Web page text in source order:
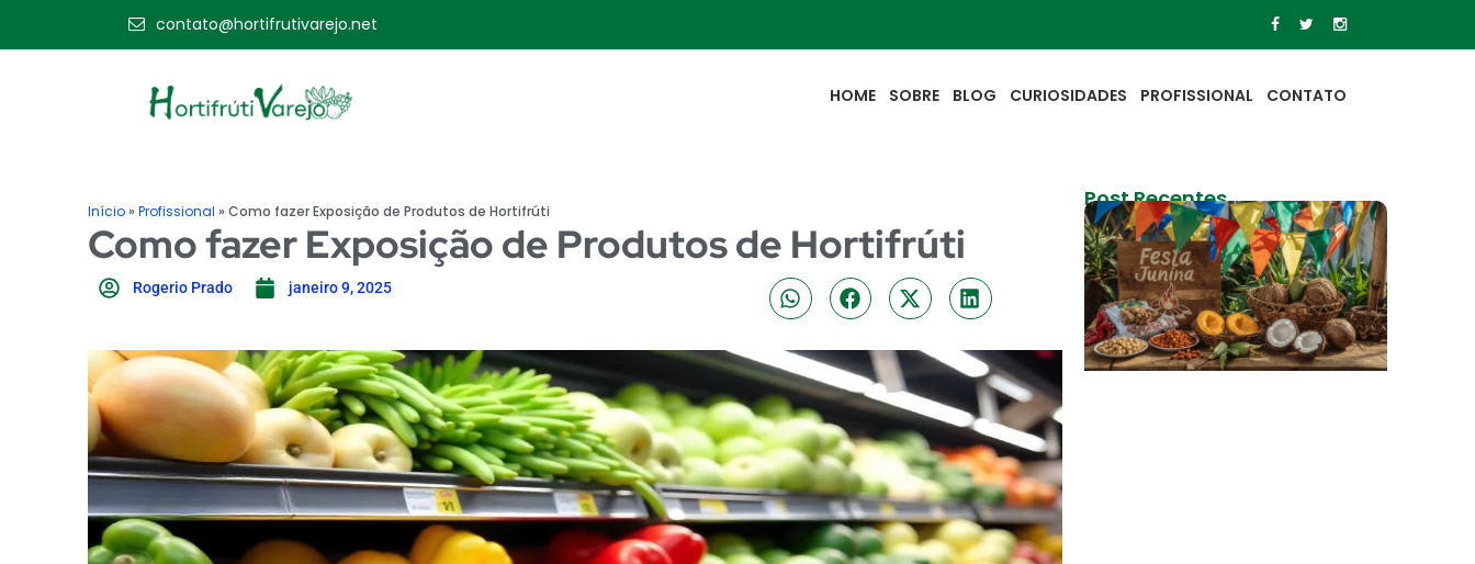
contato@hortifrutivarejo.net
HOME SOBRE BLOG CURIOSIDADES PROFISSIONAL CONTATO
Início» Profissional » Como fazer Exposição de Produtos de Hortifrúti
Como fazer Exposição de Produtos de Hortifrúti
Rogerio Prado janeiro 9, 2025
Post Recentes